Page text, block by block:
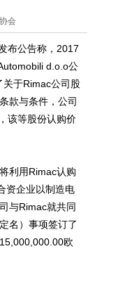
会
布公告称，2017
d.o.o公
于Rimac公司股
款与条件，公司
该等股份认购价
利用Rimac认购
资企业以制造电
与Rimac就共同
名）事项签订了
欧